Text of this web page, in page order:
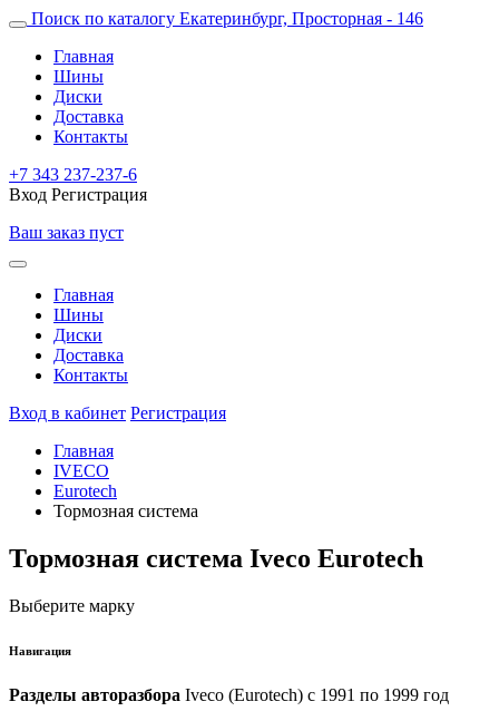
Поиск по каталогу Екатеринбург, Просторная - 146
Главная
Шины
Диски
Доставка
Контакты
+7 343 237-237-6
Вход Регистрация
Ваш заказ пуст
Главная
Шины
Диски
Доставка
Контакты
Вход в кабинет Регистрация
Главная
IVECO
Eurotech
Тормозная система
Тормозная система Iveco Eurotech
Выберите марку
Навигация
Разделы авторазбора Iveco (Eurotech) с 1991 по 1999 год